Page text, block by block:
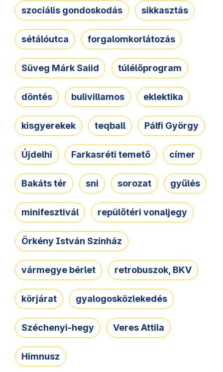
szociális gondoskodás sikkasztás
sétálóutca forgalomkorlátozás
Süveg Márk Saiid túlélőprogram
döntés bulivillamos eklektika
kisgyerekek teqball Pálfi György
Újdelhi Farkasréti temető címer
Bakáts tér sni sorozat gyűlés
minifesztivál repülőtéri vonaljegy
Örkény István Színház
vármegye bérlet retrobuszok, BKV
körjárat gyalogosközlekedés
Széchenyi-hegy Veres Attila
Himnusz